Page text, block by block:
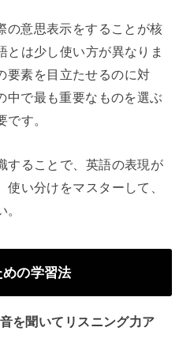
の意思表示をすることが核
とは少し使い方が異なりま
要素を目立たせるのに対
中で最も重要なものを選ぶ
す。
することで、英語の表現が
い分けをマスターして、
の学習法
を聞いてリスニング力ア